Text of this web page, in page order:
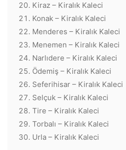
Kiraz – Kiralık Kaleci
Konak – Kiralık Kaleci
Menderes – Kiralık Kaleci
Menemen – Kiralık Kaleci
Narlıdere – Kiralık Kaleci
Ödemiş – Kiralık Kaleci
Seferihisar – Kiralık Kaleci
Selçuk – Kiralık Kaleci
Tire – Kiralık Kaleci
Torbalı – Kiralık Kaleci
Urla – Kiralık Kaleci